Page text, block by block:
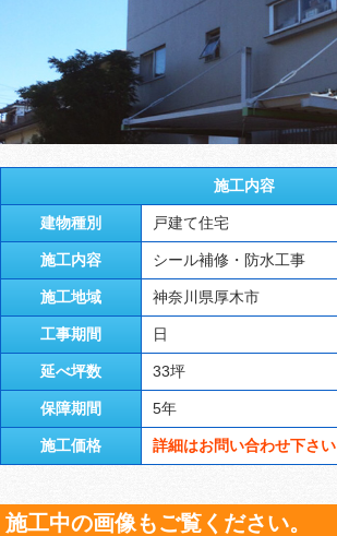
施工内容
建物種別 戸建て住宅
施工内容 シール補修・防水工事
施工地域 神奈川県厚木市
工事期間 日
延べ坪数 33坪
保障期間 5年
施工価格 詳細はお問い合わせ下さい
施工中の画像もご覧ください。